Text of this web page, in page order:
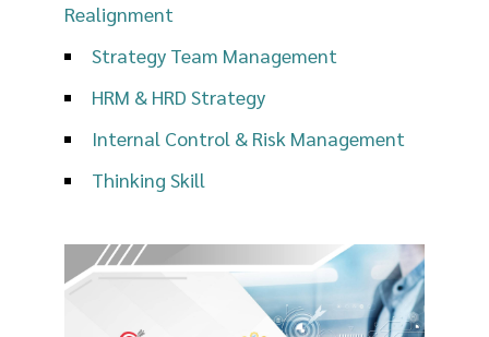
Realignment
Strategy Team Management
HRM & HRD Strategy
Internal Control & Risk Management
Thinking Skill